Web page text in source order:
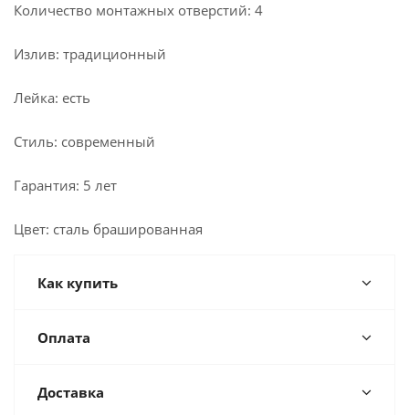
Количество монтажных отверстий: 4
Излив: традиционный
Лейка: есть
Стиль: современный
Гарантия: 5 лет
Цвет: сталь брашированная
Как купить
Оплата
Доставка